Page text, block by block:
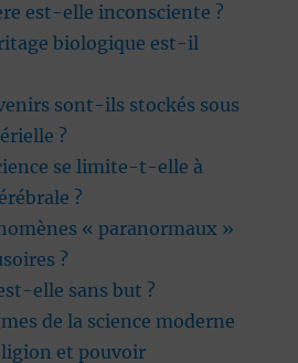
est-elle inconsciente ?
biologique est-il
sont-ils stockés sous
?
se limite-t-elle à
?
« paranormaux »
?
elle sans but ?
de la science moderne
et pouvoir